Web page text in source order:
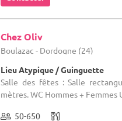
Chez Oliv
Boulazac - Dordogne (24)
Lieu Atypique / Guinguette
Salle des fêtes : Salle
mètres. WC Hommes + Femmes
50-650